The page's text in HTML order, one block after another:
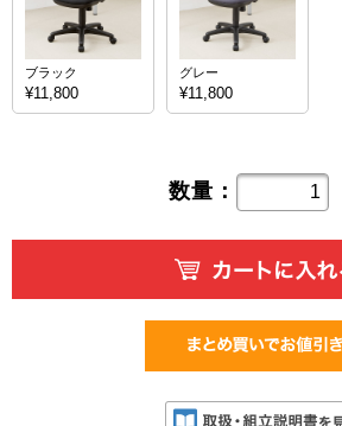
ブラック
¥11,800
グレー
¥11,800
数量：